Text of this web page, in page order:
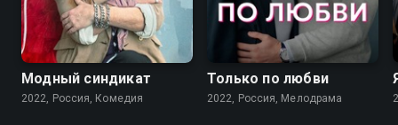
7.6
Модный синдикат
2022, Россия, Комедия
Только по любви
2022, Россия, Мелодрама